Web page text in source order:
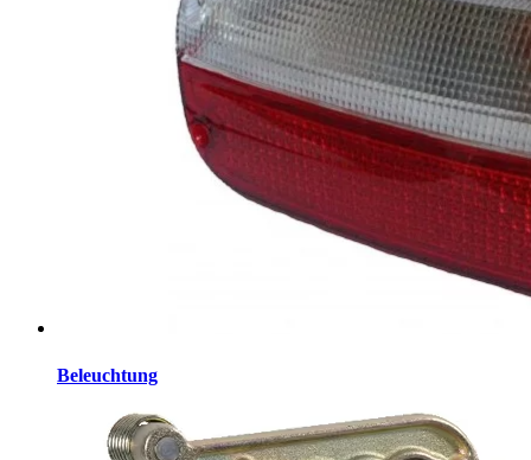
Beleuchtung